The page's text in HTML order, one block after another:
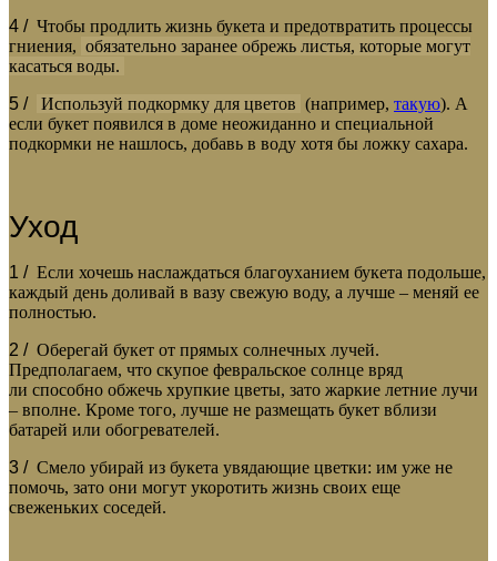
4 / Чтобы продлить жизнь букета и предотвратить процессы
гниения, обязательно заранее обрежь листья, которые могут
касаться воды.
5 /
Используй подкормку для цветов (например, такую). А
если букет появился в доме неожиданно и специальной
подкормки не нашлось, добавь в воду хотя бы ложку сахара.
Уход
1 / Если хочешь наслаждаться благоуханием букета подольше,
каждый день доливай в вазу свежую воду, а лучше – меняй ее
полностью.
2 / Оберегай букет от прямых солнечных лучей.
Предполагаем, что скупое февральское солнце вряд
ли способно обжечь хрупкие цветы, зато жаркие летние лучи
– вполне. Кроме того, лучше не размещать букет вблизи
батарей или обогревателей.
3 / Смело убирай из букета увядающие цветки: им уже не
помочь, зато они могут укоротить жизнь своих еще
свеженьких соседей.